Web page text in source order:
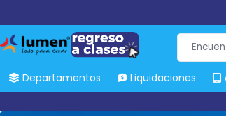
Departamentos Liquidaciones